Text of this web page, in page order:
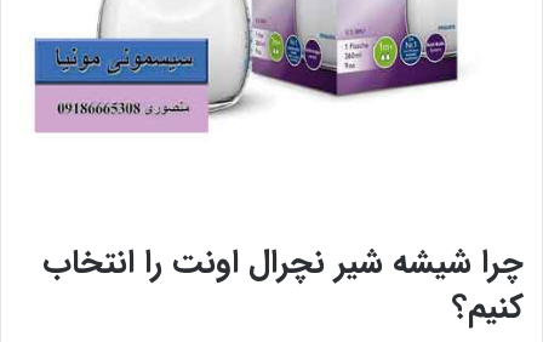
چرا شیشه شیر نچرال اونت را انتخاب
کنیم؟